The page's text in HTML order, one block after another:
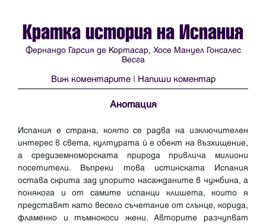
Кратка история на Испания
Фернандо Гарсия де Кортасар, Хосе Мануел Гонсалес
Весга
Виж коментарите | Напиши коментар
Анотация
Испания е страна, която се радва на изключителен
интерес в света, културата й е обект на възхищение,
а средиземноморската природа привлича милиони
посетители. Въпреки това истинската Испания
остава скрита зад упорито насажданите в чужбина, а
понякога и от самите испанци клишета, които я
представят като весело съчетание от слънце, корида,
фламенко и тъмнокоси жени. Авторите разчупват